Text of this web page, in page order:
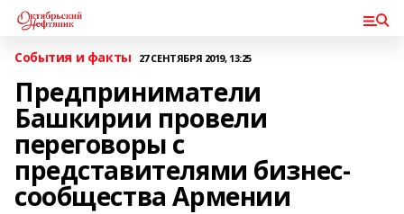
События и факты 27 СЕНТЯБРЯ 2019, 13:25
Предприниматели
Башкирии провели
переговоры с
представителями бизнес-
сообщества Армении